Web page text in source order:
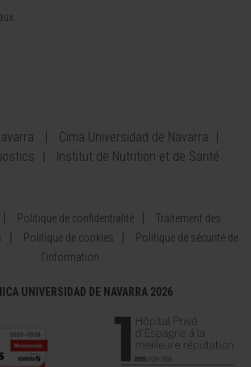
Cima Universidad de Navarra
Institut de Nutrition et de Santé
Politique de confidentialité
Traitement des
Politique de cookies
Politique de sécurité de
l’information
UNIVERSIDAD DE NAVARRA 2026